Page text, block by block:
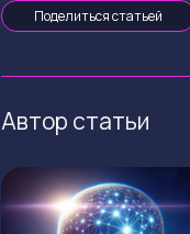
Поделиться статьей
Автор статьи